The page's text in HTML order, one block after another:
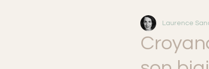
Cartographie du mental
Femmes de 50 ans
Laurence